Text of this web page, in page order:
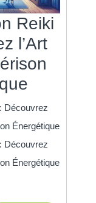
Reiki
l’Art
Formation
Reiki
:
Maîtrisez
l’Art
Découvrez
Énergétique
Découvrez
Énergétique